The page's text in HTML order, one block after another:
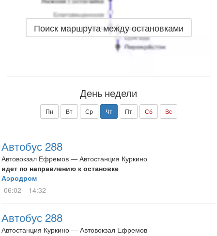
Поиск маршрута между остановками
День недели
Пн Вт Ср Чт Пт Сб Вс
Автобус 288
Автовокзал Ефремов — Автостанция Куркино
идет по направлению к остановке
Аэродром
06:02
14:32
Автобус 288
Автостанция Куркино — Автовокзал Ефремов